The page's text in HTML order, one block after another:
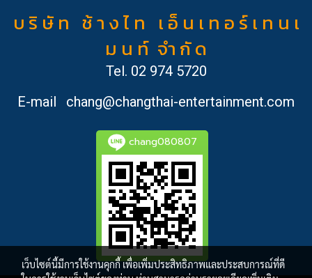
บ ริ ษั ท ช้ า ง ไ ท เ อ็ น เ ท อ ร์ เ ท น เ
ม น ท์ จำ กั ด
Tel. 02 974 5720
E-mail
chang@changthai-entertainment.com
chang080807
เว็บไซต์นี้มีการใช้งานคุกกี้ เพื่อเพิ่มประสิทธิภาพและประสบการณ์ที่ดี